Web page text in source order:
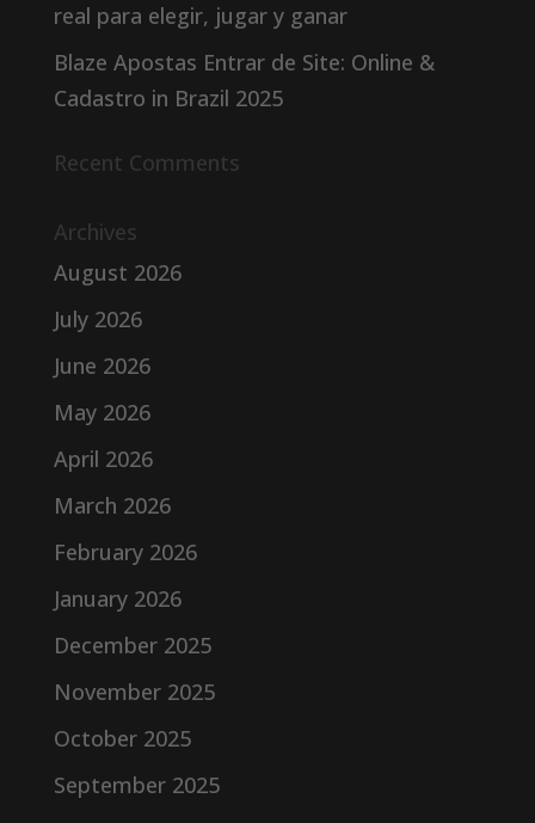
real para elegir, jugar y ganar
Blaze Apostas Entrar de Site: Online &
Cadastro in Brazil 2025
Recent Comments
Archives
August 2026
July 2026
June 2026
May 2026
April 2026
March 2026
February 2026
January 2026
December 2025
November 2025
October 2025
September 2025